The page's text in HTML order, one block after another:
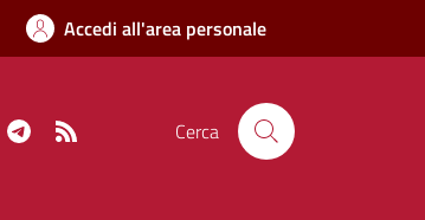
Accedi all'area personale
Telegram Cerca